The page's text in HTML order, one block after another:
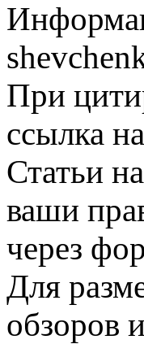
При
ссылка
Статьи
ваши
через
Для
обзоров